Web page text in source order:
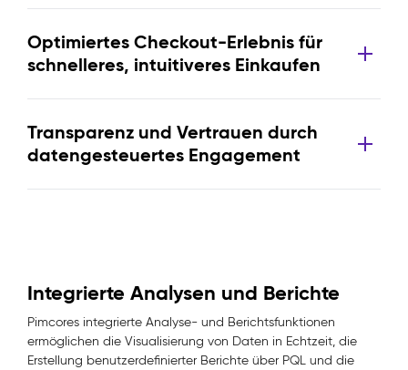
Optimiertes Checkout-Erlebnis für
schnelleres, intuitiveres Einkaufen
Transparenz und Vertrauen durch
datengesteuertes Engagement
Integrierte Analysen und Berichte
Pimcores integrierte Analyse- und Berichtsfunktionen
ermöglichen die Visualisierung von Daten in Echtzeit, die
Erstellung benutzerdefinierter Berichte über PQL und die